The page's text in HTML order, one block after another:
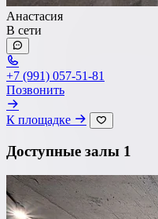
Танцпол
Со сценой
Со своим алкоголем
С живой музыкой
С панорамным видом
С детской комнатой
С шоу программой
Анастасия
В сети
+7 (991) 057-51-81
Позвонить
К площадке
Доступные залы 1